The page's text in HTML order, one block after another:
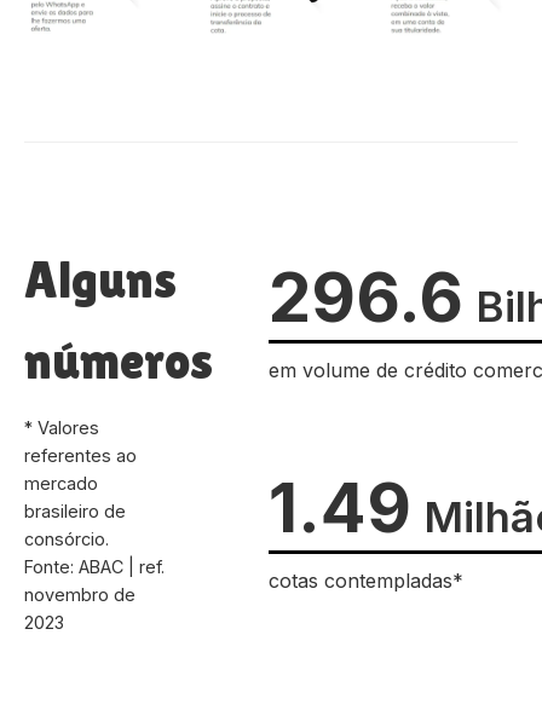
Alguns
números
* Valores
referentes ao
mercado
brasileiro de
consórcio.
Fonte: ABAC | ref.
novembro de
2023
296.6
em volume de crédito
1.49
cotas contempladas*